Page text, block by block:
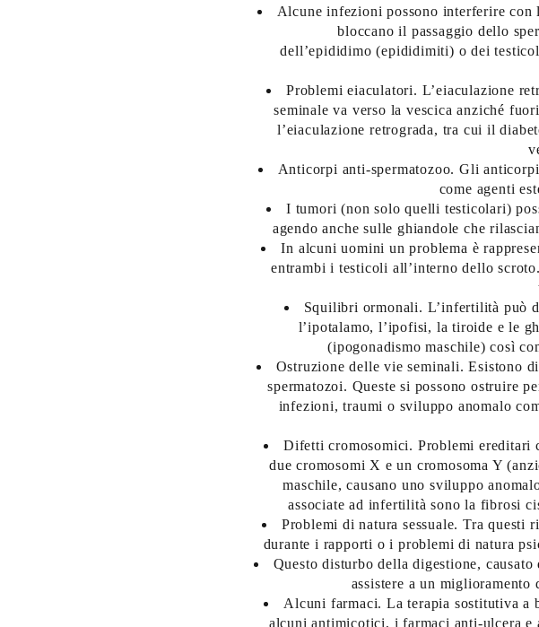
Alcune infezioni possono interferire con
bloccano il passaggio dello
dell’epididimo (epididimiti) o dei
Problemi eiaculatori. L’eiaculazione
seminale va verso la vescica anziché
l’eiaculazione retrograda, tra cui il
Anticorpi anti-spermatozoo. Gli
come agenti
I tumori (non solo quelli testicolari)
agendo anche sulle ghiandole che
In alcuni uomini un problema è
entrambi i testicoli all’interno dello
Squilibri ormonali. L’infertilità può
l’ipotalamo, l’ipofisi, la tiroide e le
(ipogonadismo maschile) così
Ostruzione delle vie seminali. Esistono
spermatozoi. Queste si possono ostruire
infezioni, traumi o sviluppo anomalo
Difetti cromosomici. Problemi ereditari
due cromosomi X e un cromosoma Y
maschile, causano uno sviluppo
associate ad infertilità sono la fibrosi
Problemi di natura sessuale. Tra questi
durante i rapporti o i problemi di natura
Questo disturbo della digestione,
assistere a un
Alcuni farmaci. La terapia sostitutiva a
alcuni antimicotici, i farmaci anti-ulcera